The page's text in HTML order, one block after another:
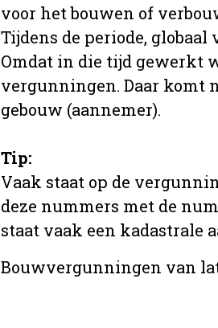
voor het bouwen of
Tijdens de periode,
Omdat in die tijd gewerkt
vergunningen. Daar komt
gebouw (aannemer).
Tip:
Vaak staat op de
deze nummers met de
staat vaak een kadastrale
Bouwvergunningen van